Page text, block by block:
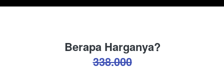
Berapa Harganya?
338.000